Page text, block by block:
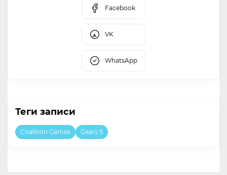
Facebook
VK
WhatsApp
Теги записи
Coalition Games Gears 5